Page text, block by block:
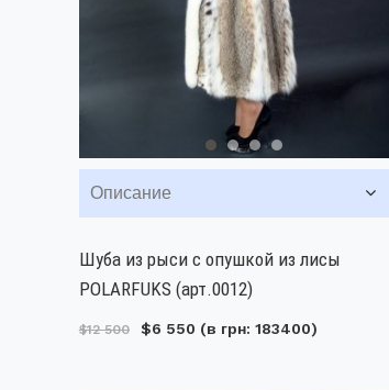
Описание
Шуба из рыси с опушкой из лисы
POLARFUKS (арт.0012)
$12 500 $6 550 (в грн: 183400)